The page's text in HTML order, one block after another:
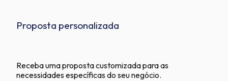
Proposta personalizada
Receba uma proposta customizada para as
necessidades específicas do seu negócio.